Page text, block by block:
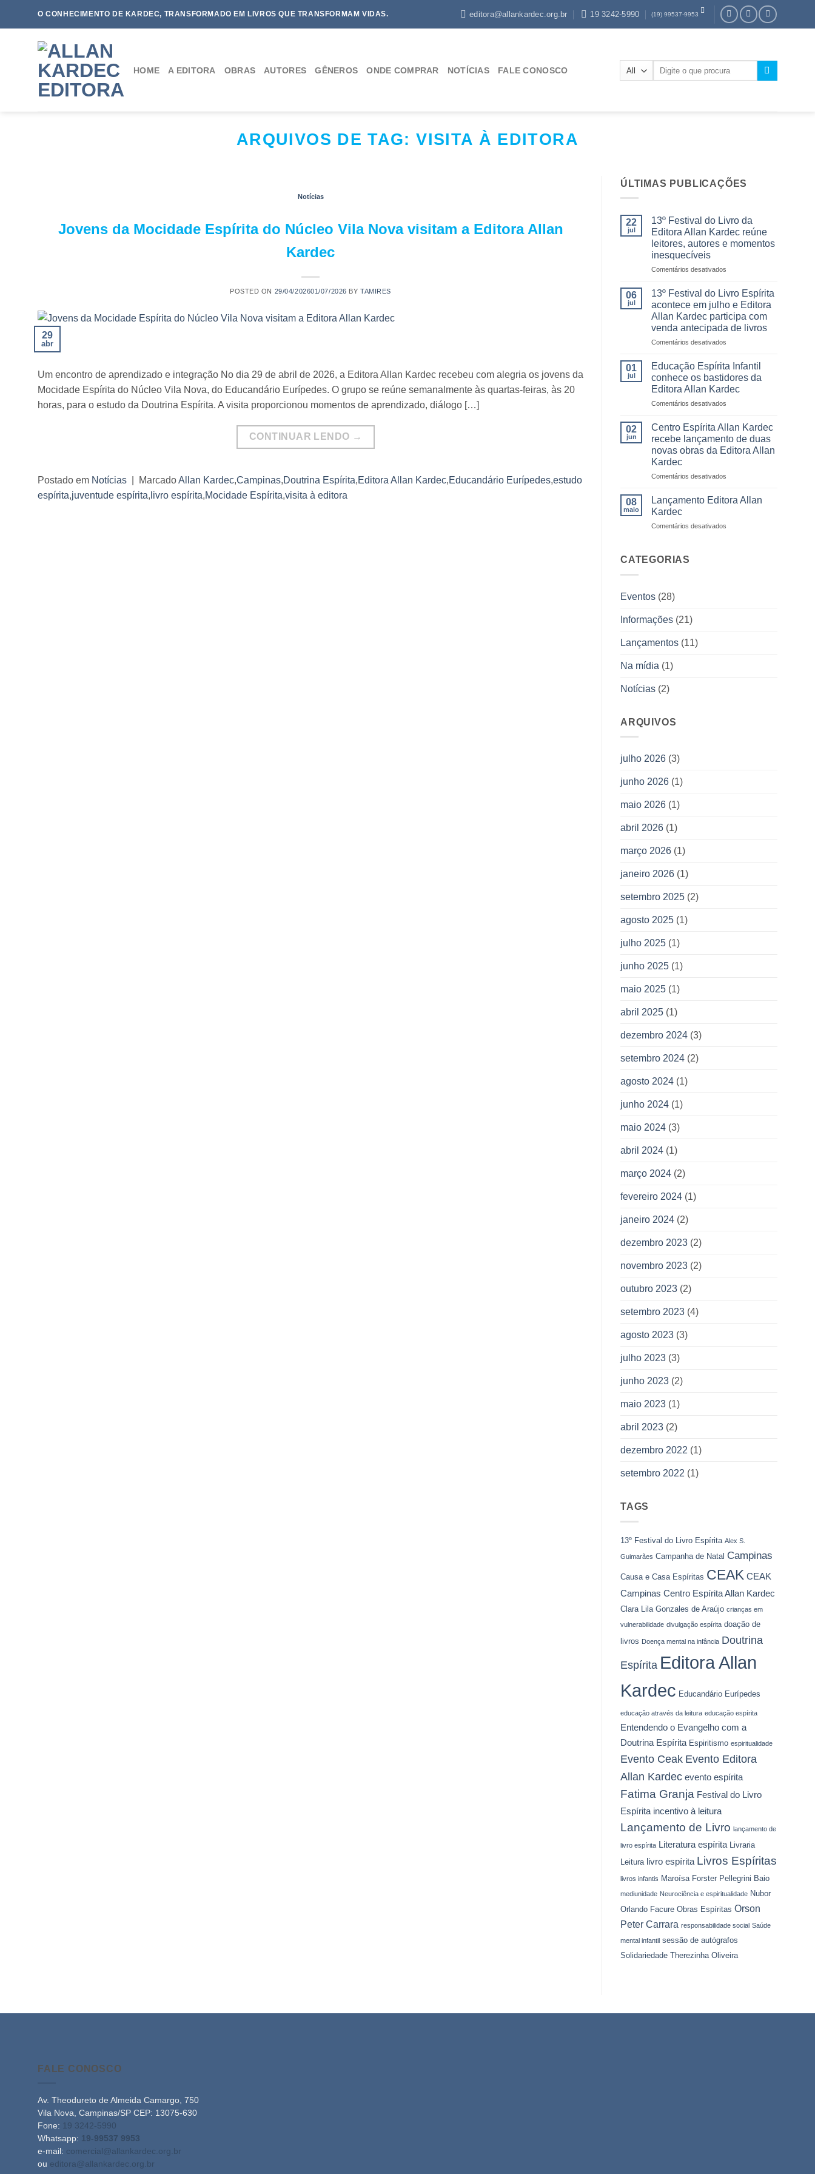
O CONHECIMENTO DE KARDEC, TRANSFORMADO EM LIVROS QUE TRANSFORMAM VIDAS. editora@allankardec.org.br 19 3242-5990 (19) 99537-9953
HOME A EDITORA OBRAS AUTORES GÊNEROS ONDE COMPRAR NOTÍCIAS FALE CONOSCO
ARQUIVOS DE TAG:VISITA À EDITORA
Notícias
Jovens da Mocidade Espírita do Núcleo Vila Nova visitam a Editora Allan
Kardec
POSTED ON 29/04/202601/07/2026 BYTAMIRES
29
abr
Um encontro de aprendizado e integração No dia 29 de abril de 2026, a Editora Allan Kardec recebeu com alegria os jovens da
Mocidade Espírita do Núcleo Vila Nova, do Educandário Eurípedes. O grupo se reúne semanalmente às quartas-feiras, às 20
horas, para o estudo da Doutrina Espírita. A visita proporcionou momentos de aprendizado, diálogo […]
CONTINUAR LENDO →
Postado em Notícias MarcadoAllan Kardec,Campinas,Doutrina Espírita,Editora Allan Kardec,Educandário Eurípedes,estudo
espírita,juventude espírita, livro espírita,Mocidade Espírita,visita à editora
ÚLTIMAS PUBLICAÇÕES
22
jul
13º Festival do Livro da
Editora Allan Kardec reúne
leitores, autores e momentos
inesquecíveis
Comentários desativados
Festival
Livro
da
Editora
reúne
leitores,
autores
e
06
jul
13º Festival do Livro Espírita
acontece em julho e Editora
Allan Kardec participa com
venda antecipada de livros
Comentários desativados
Festival
do
Livro
Espírita
julho
e
Editora
Allan
venda
01
jul
Educação Espírita Infantil
conhece os bastidores da
Editora Allan Kardec
Comentários desativados
Espírita
Infantil
conhece
os
Kardec
02
jun
Centro Espírita Allan Kardec
recebe lançamento de duas
novas obras da Editora Allan
Kardec
Comentários desativados
Espírita
08
maio
Lançamento Editora Allan
Kardec
Comentários desativados
CATEGORIAS
Eventos (28)
Informações (21)
Lançamentos (11)
Na mídia (1)
Notícias (2)
ARQUIVOS
julho 2026 (3)
junho 2026 (1)
maio 2026 (1)
abril 2026 (1)
março 2026 (1)
janeiro 2026 (1)
setembro 2025 (2)
agosto 2025 (1)
julho 2025 (1)
junho 2025 (1)
maio 2025 (1)
abril 2025 (1)
dezembro 2024 (3)
setembro 2024 (2)
agosto 2024 (1)
junho 2024 (1)
maio 2024 (3)
abril 2024 (1)
março 2024 (2)
fevereiro 2024 (1)
janeiro 2024 (2)
dezembro 2023 (2)
novembro 2023 (2)
outubro 2023 (2)
setembro 2023 (4)
agosto 2023 (3)
julho 2023 (3)
junho 2023 (2)
maio 2023 (1)
abril 2023 (2)
dezembro 2022 (1)
setembro 2022 (1)
TAGS
13º Festival do Livro Espírita Alex S.
Guimarães Campanha de Natal Campinas
Causa e Casa Espíritas CEAK CEAK
Campinas Centro Espírita Allan Kardec
Clara Lila Gonzales de Araújo crianças em
vulnerabilidade divulgação espírita doação de
livros Doença mental na infância Doutrina
Espírita Editora Allan
Kardec Educandário Eurípedes
educação através da leitura educação espírita
Entendendo o Evangelho com a
Doutrina Espírita Espiritismo espiritualidade
Evento Ceak Evento Editora
Allan Kardec evento espírita
Fatima Granja Festival do Livro
Espírita incentivo à leitura
Lançamento de Livro lançamento de
livro espírita Literatura espírita
Livraria
Leitura livro espírita Livros Espíritas
livros infantis Maroísa Forster Pellegrini Baio
mediunidade Neurociência e espiritualidade Nubor
Orlando Facure Obras Espíritas Orson
Peter Carrara responsabilidade social Saúde
mental infantil sessão de autógrafos
Solidariedade Therezinha Oliveira
FALE CONOSCO
Av. Theodureto de Almeida Camargo, 750
Vila Nova, Campinas/SP CEP: 13075-630
Fone: 19 3242-5990
Whatsapp: 19-99537 9953
e-mail: comercial@allankardec.org.br
ou editora@allankardec.org.br